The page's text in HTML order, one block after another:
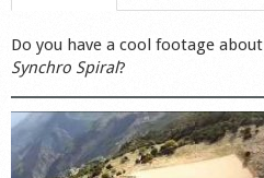
Do you have a cool footage about
Synchro Spiral?